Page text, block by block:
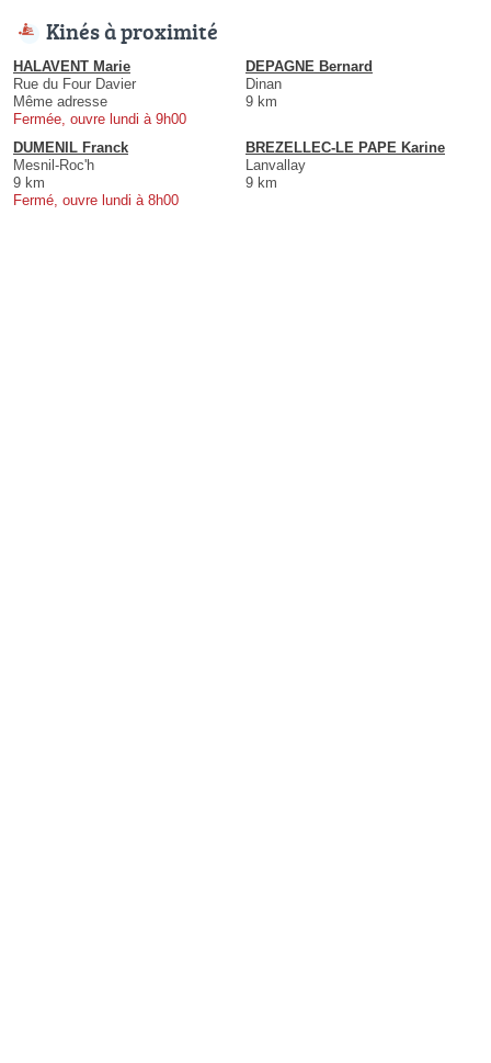
Kinés à proximité
HALAVENT Marie
Rue du Four Davier
Même adresse
Fermée, ouvre lundi à 9h00
DEPAGNE Bernard
Dinan
9 km
DUMENIL Franck
Mesnil-Roc'h
9 km
Fermé, ouvre lundi à 8h00
BREZELLEC-LE PAPE Karine
Lanvallay
9 km